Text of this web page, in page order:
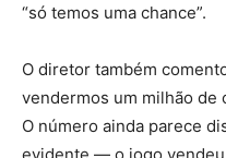
“só temos uma chance”.
O diretor também
vendermos um milhão de
O número ainda parece